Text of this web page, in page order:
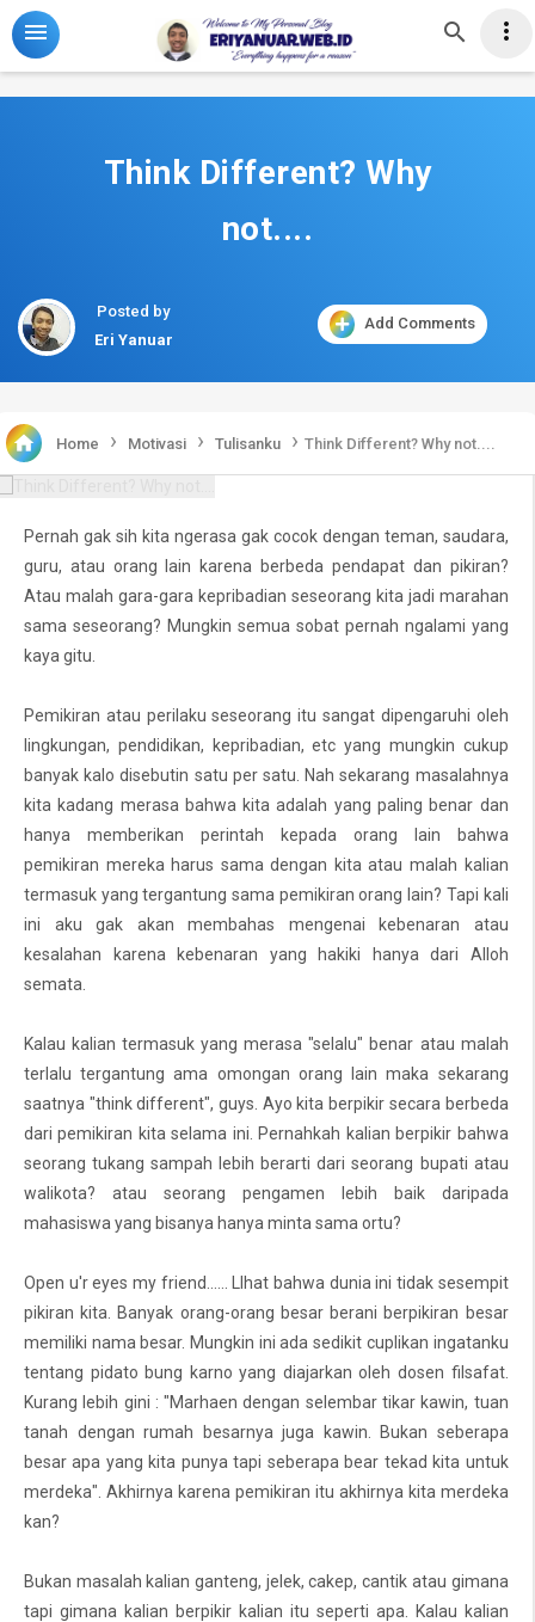
-->
  
Think Different? Why
not....
Posted by
Eri Yanuar
Add Comments
 Home › Motivasi › Tulisanku › Think Different? Why not....
Pernah gak sih kita ngerasa gak cocok dengan teman, saudara,
guru, atau orang lain karena berbeda pendapat dan pikiran?
Atau malah gara-gara kepribadian seseorang kita jadi marahan
sama seseorang? Mungkin semua sobat pernah ngalami yang
kaya gitu.
Pemikiran atau perilaku seseorang itu sangat dipengaruhi oleh
lingkungan, pendidikan, kepribadian, etc yang mungkin cukup
banyak kalo disebutin satu per satu. Nah sekarang masalahnya
kita kadang merasa bahwa kita adalah yang paling benar dan
hanya memberikan perintah kepada orang lain bahwa
pemikiran mereka harus sama dengan kita atau malah kalian
termasuk yang tergantung sama pemikiran orang lain? Tapi kali
ini aku gak akan membahas mengenai kebenaran atau
kesalahan karena kebenaran yang hakiki hanya dari Alloh
semata.
Kalau kalian termasuk yang merasa "selalu" benar atau malah
terlalu tergantung ama omongan orang lain maka sekarang
saatnya "think different", guys. Ayo kita berpikir secara berbeda
dari pemikiran kita selama ini. Pernahkah kalian berpikir bahwa
seorang tukang sampah lebih berarti dari seorang bupati atau
walikota? atau seorang pengamen lebih baik daripada
mahasiswa yang bisanya hanya minta sama ortu?
Open u'r eyes my friend...... LIhat bahwa dunia ini tidak sesempit
pikiran kita. Banyak orang-orang besar berani berpikiran besar
memiliki nama besar. Mungkin ini ada sedikit cuplikan ingatanku
tentang pidato bung karno yang diajarkan oleh dosen filsafat.
Kurang lebih gini : "Marhaen dengan selembar tikar kawin, tuan
tanah dengan rumah besarnya juga kawin. Bukan seberapa
besar apa yang kita punya tapi seberapa bear tekad kita untuk
merdeka". Akhirnya karena pemikiran itu akhirnya kita merdeka
kan?
Bukan masalah kalian ganteng, jelek, cakep, cantik atau gimana
tapi gimana kalian berpikir kalian itu seperti apa. Kalau kalian